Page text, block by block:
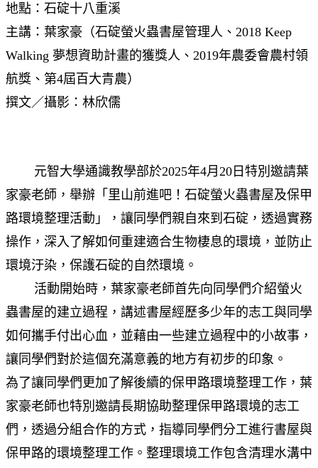
地點：石碇十八重溪
主講：葉家豪（石碇螢火蟲書屋管理人、2018 Keep
Walking 夢想資助計畫的獲獎人、2019年農委會農村領
航獎、第4屆百大青農）
撰文／攝影：林欣儒
元智大學通識教學部於2025年4月20日特別邀請葉
家豪老師，舉辦「里山前進吧！石碇螢火蟲書屋及保甲
路環境整理活動」，讓同學們親自來到石碇，透過實務
操作，深入了解如何重建適合生物棲息的環境，並防止
環境汙染，保護石碇的自然環境。
活動開始時，葉家豪老師首先向同學們介紹螢火
蟲書屋的建立過程，講述書屋經歷多少年的志工與同學
如何攜手付出心血，並藉由一些建立過程中的小故事，
讓同學們對於這個充滿意義的地方有初步的印象。
為了讓同學們更加了解後續的保甲路環境整理工作，葉
家豪老師也特別邀請長期協助整理保甲路環境的志工
們，透過分組合作的方式，指導同學們分工進行書屋與
保甲路的環境整理工作。整理環境工作包含清理水溝中